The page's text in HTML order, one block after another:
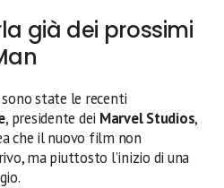
già dei prossimi
sono state le recenti
, presidente dei Marvel Studios,
che il nuovo film non
ma piuttosto l’inizio di una